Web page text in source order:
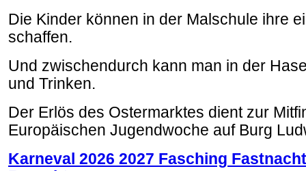
Die Kinder können in der Malschule ihre
schaffen.
Und zwischendurch kann man in der
und Trinken.
Der Erlös des Ostermarktes dient zur
Europäischen Jugendwoche auf Burg
Karneval 2026 2027 Fasching